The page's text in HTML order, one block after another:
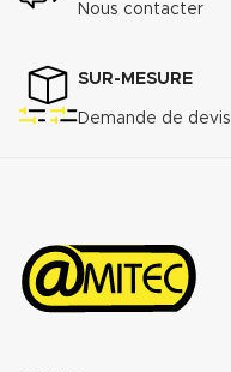
Nous contacter
SUR-MESURE
Demande de devis